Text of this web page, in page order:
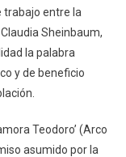
Rinde
Frutos
Relación
Cercana
Y
Sheinbaum
trabajo entre la
Sheinbaum,
la palabra
y de beneficio
Teodoro’ (Arco
asumido por la